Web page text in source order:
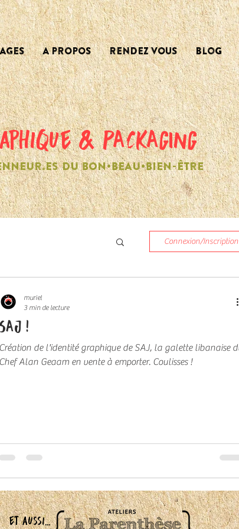
A PROPOS RENDEZ VOUS Blog
& PACKAGING
DU BON•BEAU•BIEN-ÊTRE
Connexion/Inscription
SAJ !
Création de l'identité graphique de SAJ, la galette libanaise du
Chef Alan Geaam en vente à emporter. Coulisses !
muriel
3 min de lecture
et aussi...